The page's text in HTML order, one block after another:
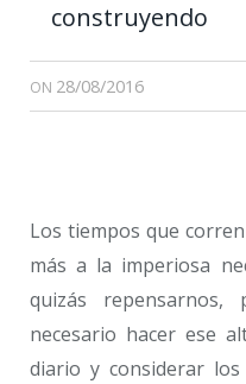
construyendo
ON 28/08/2016
Los tiempos que
más a la imperiosa
quizás repensarnos,
necesario hacer ese
diario y considerar los